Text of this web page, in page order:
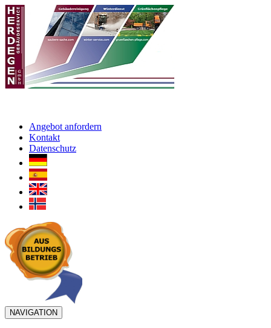
Angebot anfordern
Kontakt
Datenschutz
NAVIGATION